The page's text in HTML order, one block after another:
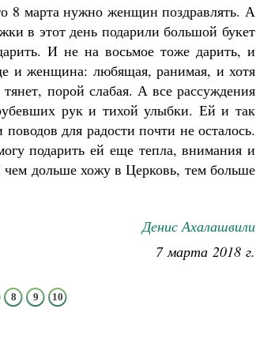
8 марта нужно женщин поздравлять. А
в этот день подарили большой букет
И не на восьмое тоже дарить, и
и женщина: любящая, ранимая, и хотя
порой слабая. А все рассуждения
рук и тихой улыбки. Ей и так
для радости почти не осталось.
подарить ей еще тепла, внимания и
дольше хожу в Церковь, тем больше
Денис Ахалашвили
7 марта 2018 г.
8 9 10